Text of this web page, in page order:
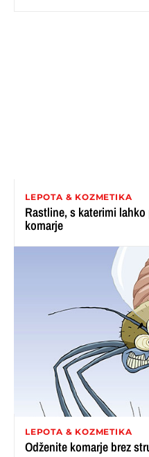
LEPOTA & KOZMETIKA
Rastline, s katerimi
komarje
LEPOTA & KOZMETIKA
Odženite komarje brez